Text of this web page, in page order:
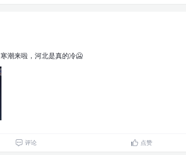
寒潮来啦，河北是真的冷🥶
评论 点赞